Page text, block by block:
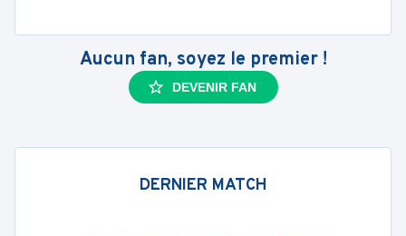
Aucun fan, soyez le premier !
DEVENIR FAN
DERNIER MATCH